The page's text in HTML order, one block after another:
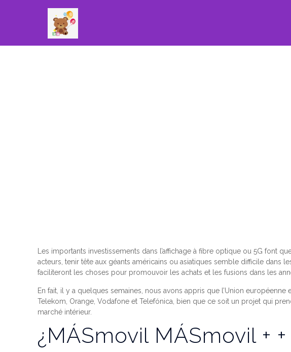
Les importants investissements dans l’affichage à fibre optique ou 5G font
acteurs, tenir tête aux géants américains ou asiatiques semble difficile
faciliteront les choses pour promouvoir les achats et les fusions dans les
En fait, il y a quelques semaines, nous avons appris que l’Union
Telekom, Orange, Vodafone et Telefónica, bien que ce soit un projet qui
marché intérieur.
¿MÁSmovil MÁSmovil +